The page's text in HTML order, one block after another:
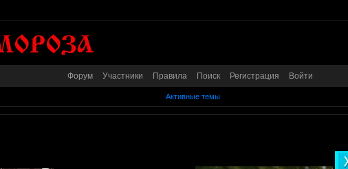
Форум Участники Правила Поиск Регистрация Войти
Активные темы